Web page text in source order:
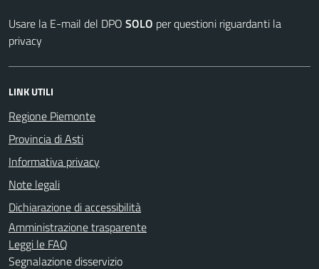
Usare la E-mail del DPO SOLO per questioni riguardanti la
privacy
LINK UTILI
Regione Piemonte
Provincia di Asti
Informativa privacy
Note legali
Dichiarazione di accessibilità
Amministrazione trasparente
Leggi le FAQ
Segnalazione disservizio